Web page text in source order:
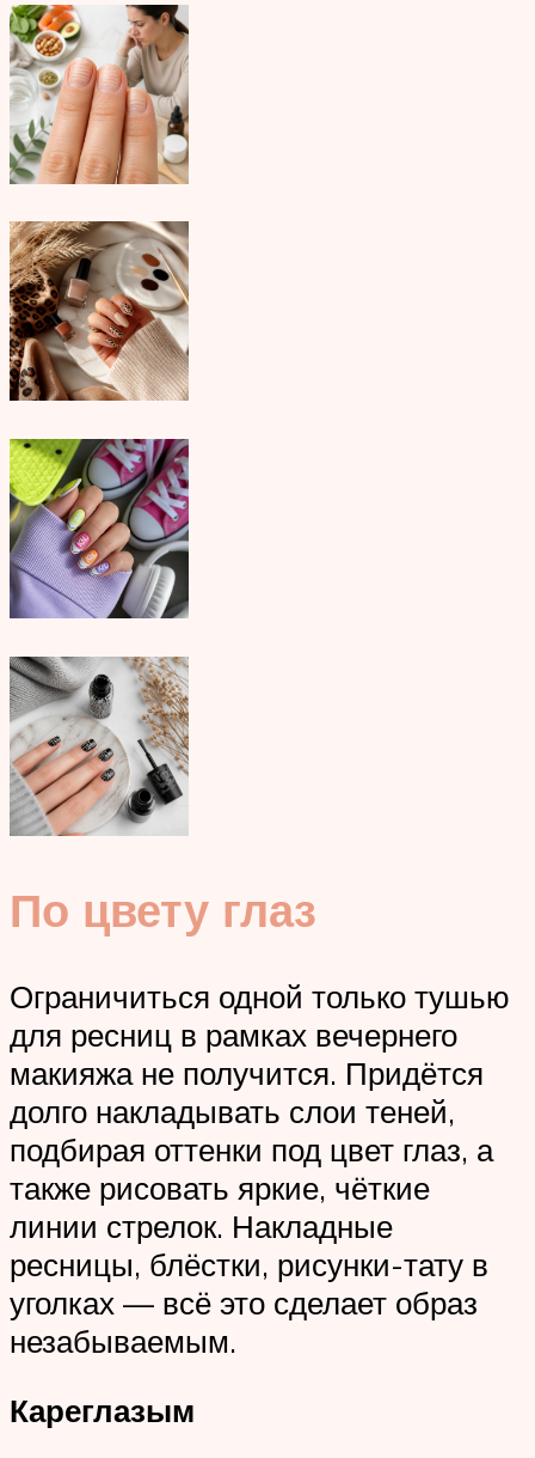
По цвету глаз
Ограничиться одной только тушью
для ресниц в рамках вечернего
макияжа не получится. Придётся
долго накладывать слои теней,
подбирая оттенки под цвет глаз, а
также рисовать яркие, чёткие
линии стрелок. Накладные
ресницы, блёстки, рисунки-тату в
уголках — всё это сделает образ
незабываемым.
Кареглазым